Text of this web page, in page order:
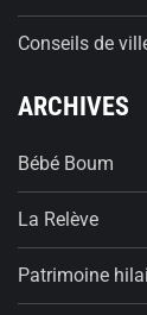
Conseils de
ARCHIVES
Bébé Boum
La Relève
Patrimoine